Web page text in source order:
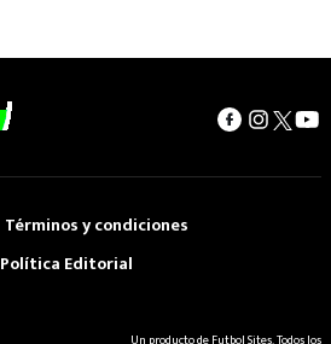
Términos y condiciones
Política Editorial
Un producto de Futbol Sites. Todos los